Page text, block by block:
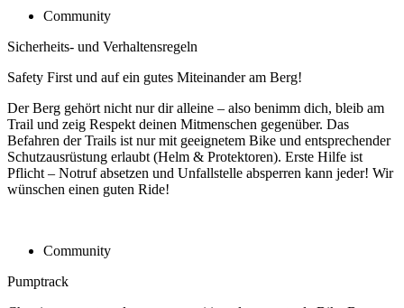
Community
Sicherheits- und Verhaltensregeln
Safety First und auf ein gutes Miteinander am Berg!
Der Berg gehört nicht nur dir alleine – also benimm dich, bleib am
Trail und zeig Respekt deinen Mitmenschen gegenüber. Das
Befahren der Trails ist nur mit geeignetem Bike und entsprechender
Schutzausrüstung erlaubt (Helm & Protektoren). Erste Hilfe ist
Pflicht – Notruf absetzen und Unfallstelle absperren kann jeder! Wir
wünschen einen guten Ride!
Community
Pumptrack